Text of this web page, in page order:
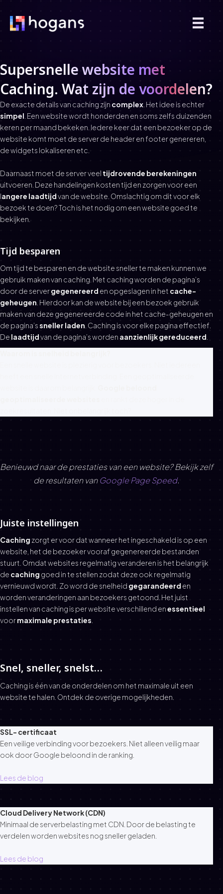
Supersnelle website met
Caching. Wat zijn de voordelen?
De exacte details van caching zijn complex. Het idee is echter
simpel. Een website wordt honderden en soms zelfs duizenden
keren per maand bekeken. Iedere keer dat een bezoeker op de
website komt moet de server de header en footer genereren,
de widgets lokaliseren etc.
Daarnaast moet de server veel tijdrovende berekeningen
uitvoeren. Deze handelingen kosten tijd en zorgen voor een
langere laadtijdvan de website. Omslachtig om dit voor elk
bezoek te doen? Toch is het nodig om een website goed te
bekijken.
Tijd besparen
Om tijd te besparen en de website sneller te maken kunnen we
gebruik maken van caching. Met caching worden de pagina’s
door de servergegenereerd en opgeslagen in het cache-
geheugen. Hierdoor kan de website bij een bezoek gebruik
maken van deze gegenereerde code in het cache-geheugen en
de pagina’ssneller laden. Caching is voor elke pagina effectief.
De laadtijdvan de pagina’s worden aanzienlijk gereduceerd.
Benieuwd naar de prestaties van een website? Bekijk zelf
de resultaten vanGoogle Page Speed.
Juiste instellingen
Caching zorgt er voor dat wanneer het ingeschakeld is op een
website, het de bezoeker vooraf gegenereerde bestanden
stuurt. Omdat websites regelmatig veranderen is het belangrijk
de caching goed in te stellen zodat deze ook regelmatig
vernieuwd wordt. Zo word de snelheid gegarandeerd en
worden veranderingen aan bezoekers getoond. Het juist
instellen van caching is per website verschillend enessentieel
voormaximale prestaties.
Snel, sneller, snelst…
Caching is één van de onderdelen om het maximale uit een
website te halen. Ontdek de overige mogelijkheden.
SSL- certificaat
Een veilige verbinding voor bezoekers. Niet alleen veilig maar
ook door Google beloond in de ranking.
Lees de blog
Cloud Delivery Network (CDN)
Minimaal de serverbelasting met CDN. Door de belasting te
verdelen worden websites nog sneller geladen.
Lees de blog